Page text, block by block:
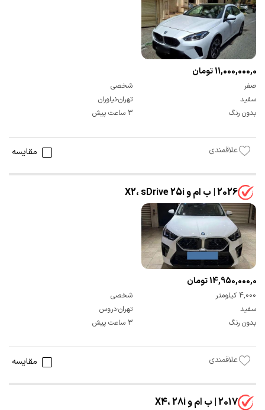
11,000,000,000 تومان
صفر
شخصی
سفید
تهران-نیاوران
بدون رنگ
3 ساعت پیش
علاقمندی مقایسه
2026 | ب ام و X2، sDrive 25i
14,950,000,000 تومان
4,000 کیلومتر
شخصی
سفید
تهران-دروس
بدون رنگ
3 ساعت پیش
علاقمندی مقایسه
2017 | ب ام و X4، 28i